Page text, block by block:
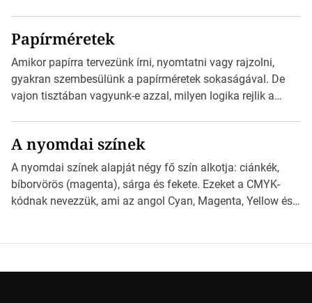
Illustratorban készült vektorgrafika. *Hirdetés Minden
esetben konzultáljunk a nyomdával, mielőtt elkezdjük a
nyomdai előkészítést!Nehogy az elkészült munka után
derüljön ki, hogy valamit másképp kellett volna csinálni! […]
Papírméretek
Amikor papírra tervezünk írni, nyomtatni vagy rajzolni,
gyakran szembesülünk a papírméretek sokaságával. De
vajon tisztában vagyunk-e azzal, milyen logika rejlik a
*Hirdetés Ebben a cikkben a papírméretek izgalmas
világába kalauzolunk el téged, hogy jobban megértsd,
milyen szempontok alapján érdemes választanod a
jövőben. Bevezetés a papírméretek világába A […]
A nyomdai színek
A nyomdai színek alapját négy fő szín alkotja: ciánkék,
bíborvörös (magenta), sárga és fekete. Ezeket a CMYK-
kódnak nevezzük, ami az angol Cyan, Magenta, Yellow és